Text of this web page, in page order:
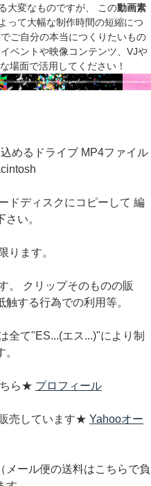
大変なものですが、 この動画素
って大幅な制作時間の短縮につ
ご自分の本当につくりたいもの
ベントや映像コンテンツ、VJや
場面で活用してください！
めるドライブ MP4ファイル
ドディスクにコピーして 編
い。
ります。
。 クリップそのものの販
する行為での利用等。
全て"ES...(エス...)"により制
ら★ プロフィール
売しています★ Yahooオー
ール便の送料はこちらで負